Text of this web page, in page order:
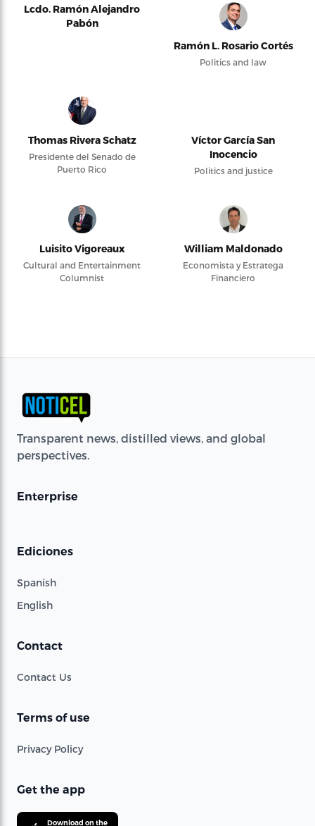
Lcdo. Ramón Alejandro
Pabón
Ramón L. Rosario Cortés
Politics and law
Thomas Rivera Schatz
Presidente del Senado de
Puerto Rico
Víctor García San
Inocencio
Politics and justice
Luisito Vigoreaux
Cultural and Entertainment
Columnist
William Maldonado
Economista y Estratega
Financiero
Transparent news, distilled views, and global
perspectives.
Enterprise
Ediciones
Spanish
English
Contact
Contact Us
Terms of use
Privacy Policy
Get the app
Download on the